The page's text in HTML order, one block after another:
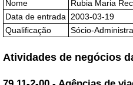
Nome
Rubia Maria
Data de entrada
2003-03-19
Qualificação
Sócio-
Atividades de negócios